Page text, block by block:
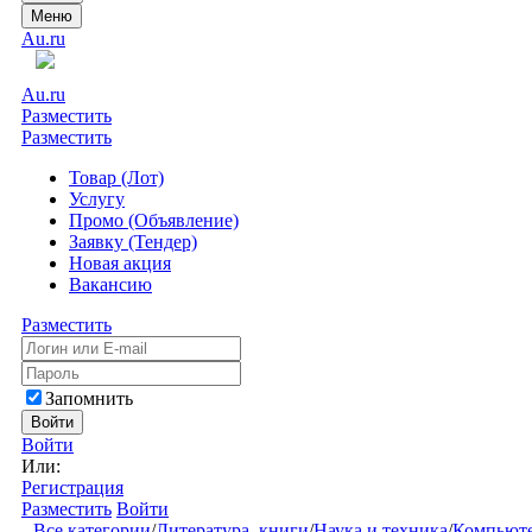
Меню
Au.ru
Au.ru
Разместить
Разместить
Товар (Лот)
Услугу
Промо (Объявление)
Заявку (Тендер)
Новая акция
Вакансию
Разместить
Запомнить
Войти
Войти
Или:
Регистрация
Разместить Войти